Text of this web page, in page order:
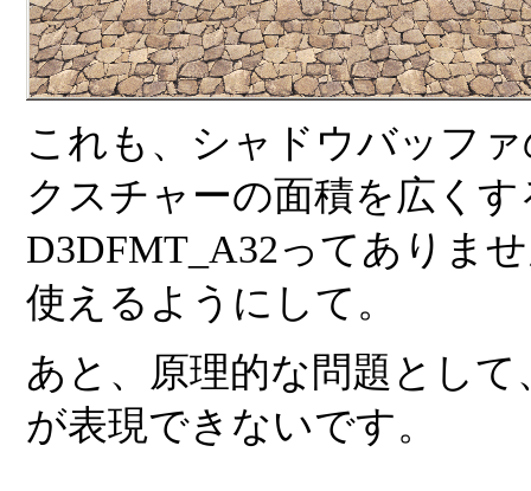
これも、シャドウバッフ
クスチャーの面積を広く
D3DFMT_A32ってありま
使えるようにして。
あと、原理的な問題とし
が表現できないです。